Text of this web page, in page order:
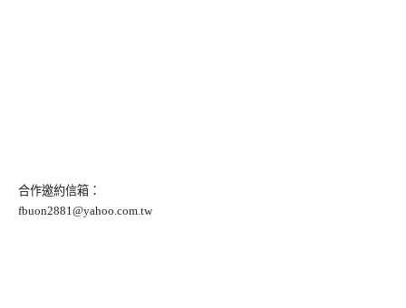
合作邀約信箱：
fbuon2881@yahoo.com.tw